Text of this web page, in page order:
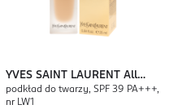
YVES SAINT LAURENT
All
Hours
podkład do twarzy, SPF 39 PA+++,
nr LW1